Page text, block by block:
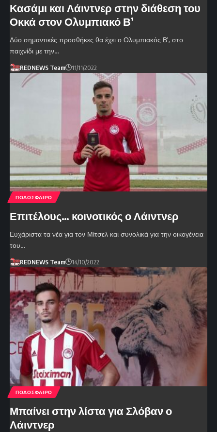
Κασάμι και Λάιντνερ στην διάθεση του
Οκκά στον Ολυμπιακό Β’
Δύο σημαντικές προσθήκες θα έχει ο Ολυμπιακός Β', στο
παιχνίδι με την…
REDNEWS Team 11/11/2022
ΠΟΔΟΣΦΑΙΡΟ
Επιτέλους… κοινοτικός ο Λάιντνερ
Ευχάριστα τα νέα για τον Μίτσελ και συνολικά για την οικογένεια
του…
REDNEWS Team 14/10/2022
ΠΟΔΟΣΦΑΙΡΟ
Μπαίνει στην λίστα για Σλόβαν ο
Λάιντνερ